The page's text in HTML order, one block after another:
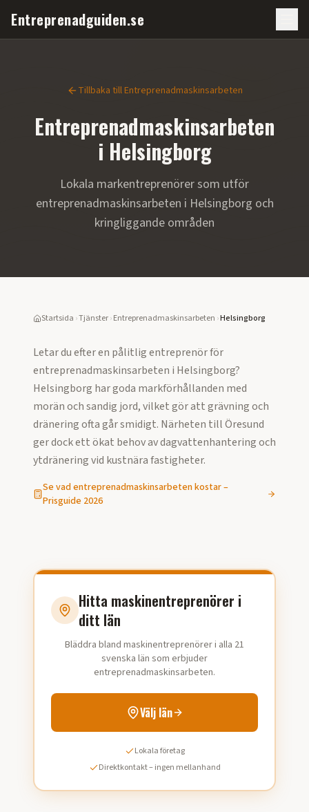
Entreprenadguiden.se
Tillbaka tillEntreprenadmaskinsarbeten
Entreprenadmaskinsarbeten
i Helsingborg
Lokala markentreprenörer som utför
entreprenadmaskinsarbeten i Helsingborg och
kringliggande områden
Startsida ›Tjänster›Entreprenadmaskinsarbeten ›Helsingborg
Letar du efter en pålitlig entreprenör för
entreprenadmaskinsarbeten i Helsingborg?
Helsingborg har goda markförhållanden med
morän och sandig jord, vilket gör att grävning och
dränering ofta går smidigt. Närheten till Öresund
ger dock ett ökat behov av dagvattenhantering och
ytdränering vid kustnära fastigheter.
Se vadentreprenadmaskinsarbetenkostar –
Prisguide 2026
Hitta maskinentreprenörer i
ditt län
Bläddra bland maskinentreprenörer i alla 21
svenska län som erbjuder
entreprenadmaskinsarbeten.
Välj län
Lokala företag
Direktkontakt – ingen mellanhand